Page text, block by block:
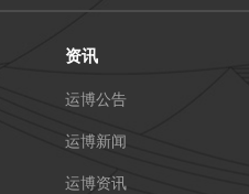
资讯
运博公告
运博新闻
运博资讯